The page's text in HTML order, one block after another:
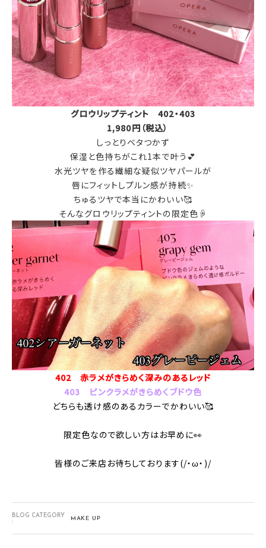
グロウリップティント 402・403
1,980円（税込）
しっとりベタつかず
保湿と色持ちがこれ1本で叶う💕
水光ツヤを作る繊細な疑似ツヤパールが
唇にフィットしプルン感が持続✨
ちゅるツヤで本当にかわいい🥰
そんなグロウリップティントの限定色☟
402 赤ラメがきらめく深みのあるレッド
403 ピンクラメがきらめくブドウ色
どちらも透け感のあるカラーでかわいい🥰
限定色なので欲しい方はお早めに👀
皆様のご来店お待ちしております(/・ω・)/
BLOG CATEGORY
:
MAKE UP